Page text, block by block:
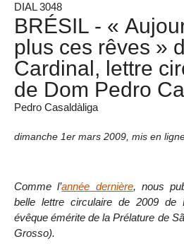
DIAL 3048
BRÉSIL - «
plus ces rêves »
Cardinal, lettre
de Dom Pedro
Pedro Casaldàliga
dimanche 1er mars 2009 mis en
Comme l’année dernière, nous
belle lettre circulaire de 2009 de
évêque émérite de la Prélature de
Grosso).